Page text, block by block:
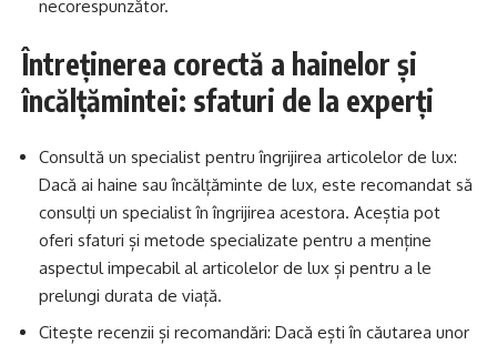
necorespunzător.
Întreținerea corectă a hainelor și
încălțămintei: sfaturi de la experți
Consultă un specialist pentru îngrijirea articolelor de lux:
Dacă ai haine sau încălțăminte de lux, este recomandat să
consulți un specialist în îngrijirea acestora. Aceștia pot
oferi sfaturi și metode specializate pentru a menține
aspectul impecabil al articolelor de lux și pentru a le
prelungi durata de viață.
Citește recenzii și recomandări: Dacă ești în căutarea unor